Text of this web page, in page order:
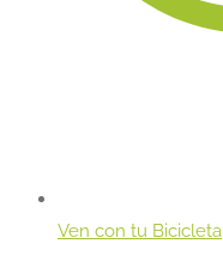
Ven con tu Bicicleta